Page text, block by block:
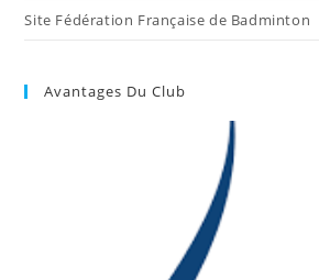
Site Fédération Française de Badminton
Avantages Du Club